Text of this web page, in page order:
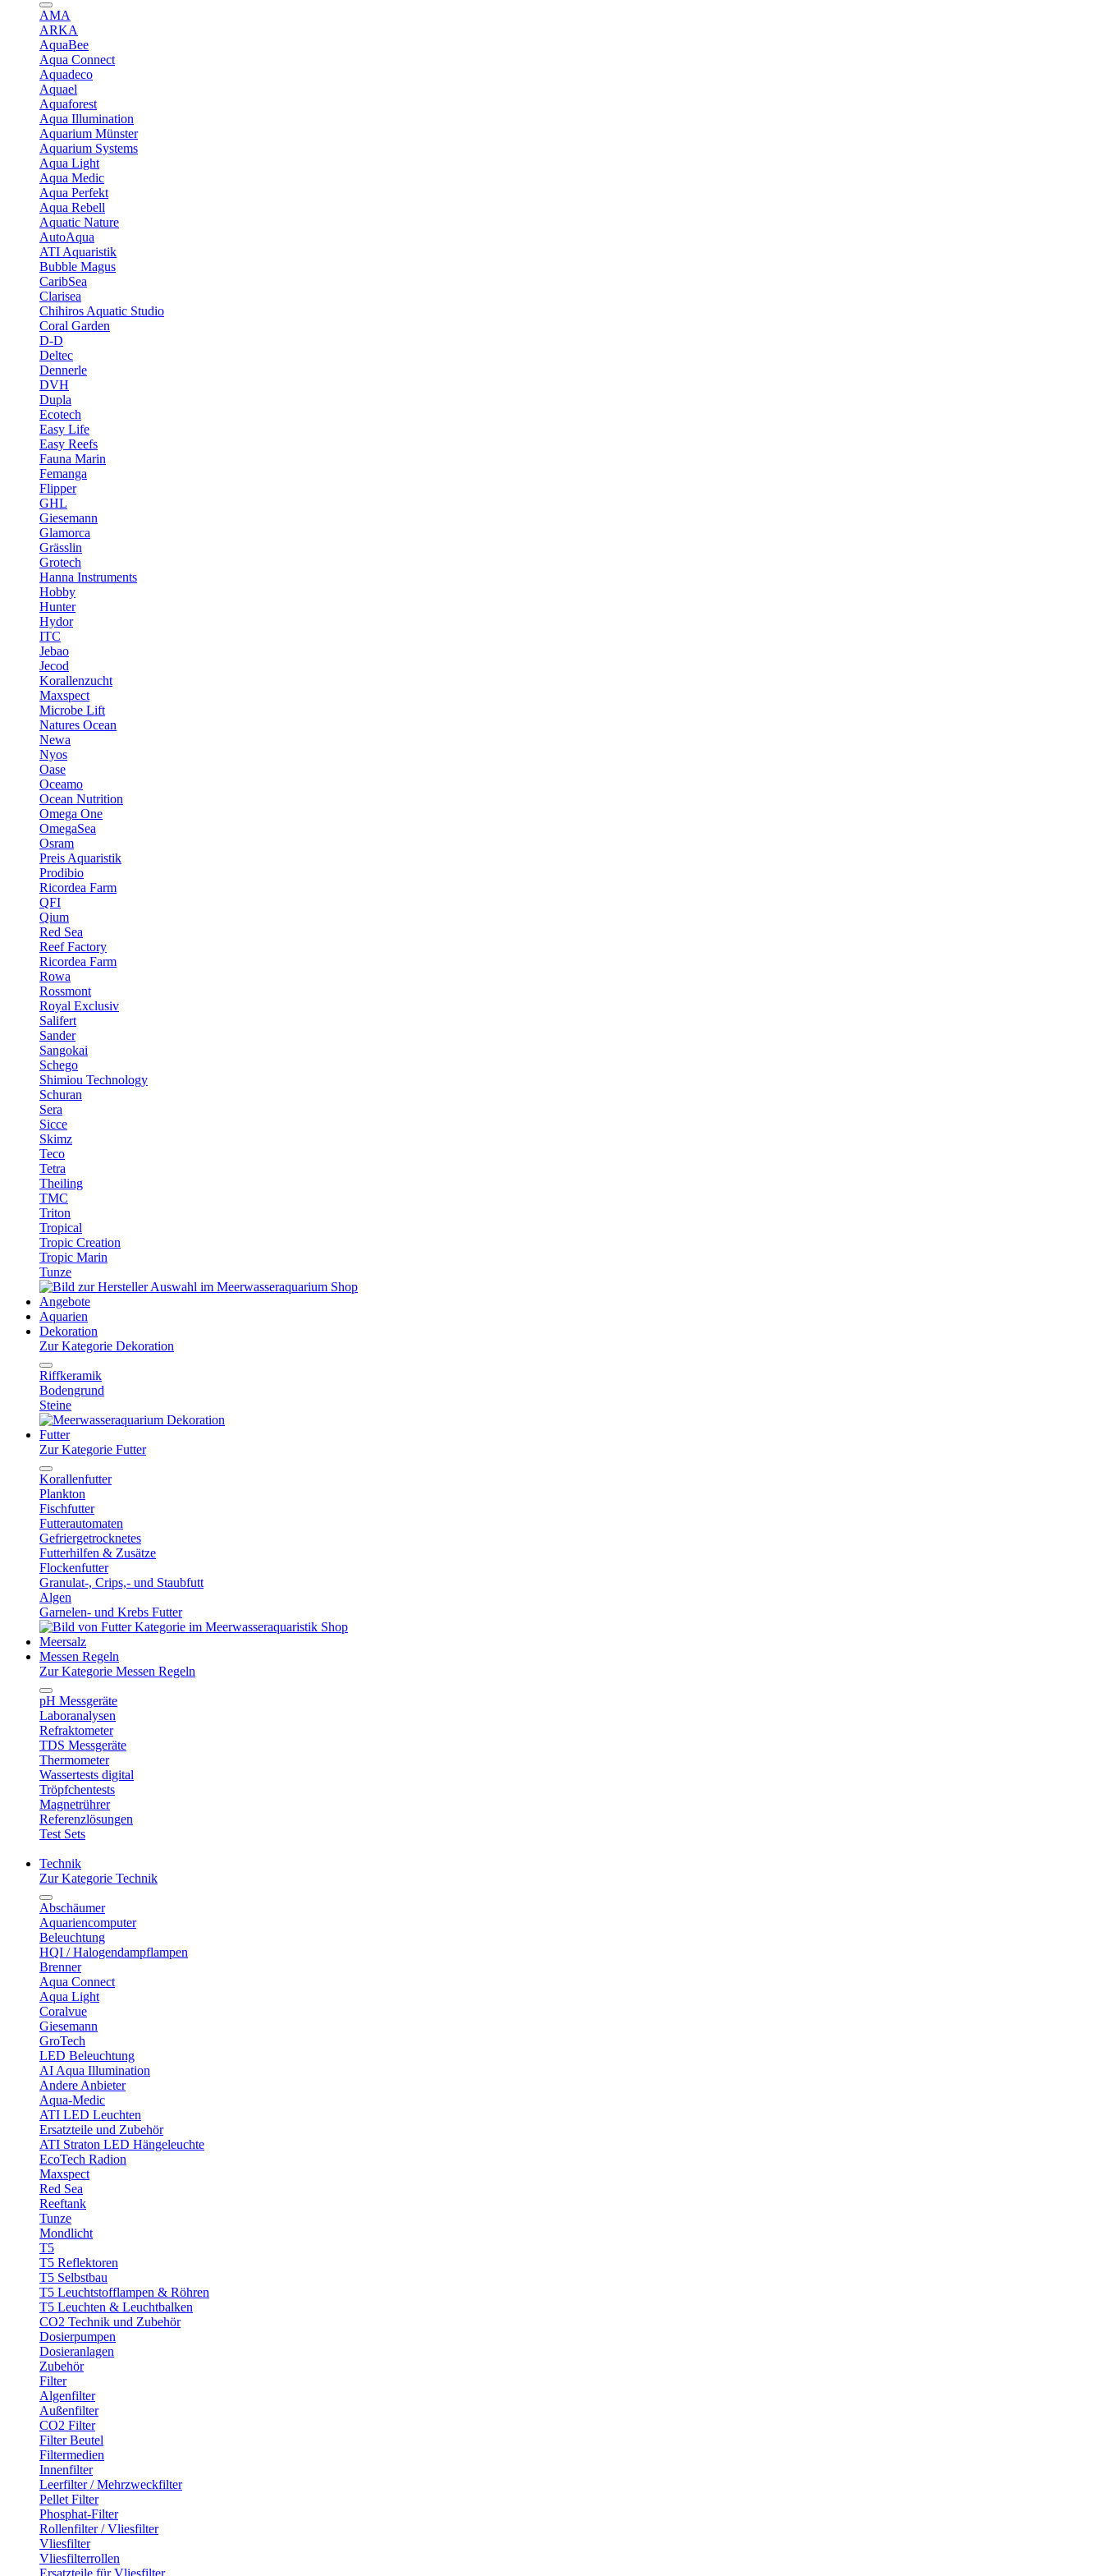
AMA
ARKA
AquaBee
Aqua Connect
Aquadeco
Aquael
Aquaforest
Aqua Illumination
Aquarium Münster
Aquarium Systems
Aqua Light
Aqua Medic
Aqua Perfekt
Aqua Rebell
Aquatic Nature
AutoAqua
ATI Aquaristik
Bubble Magus
CaribSea
Clarisea
Chihiros Aquatic Studio
Coral Garden
D-D
Deltec
Dennerle
DVH
Dupla
Ecotech
Easy Life
Easy Reefs
Fauna Marin
Femanga
Flipper
GHL
Giesemann
Glamorca
Grässlin
Grotech
Hanna Instruments
Hobby
Hunter
Hydor
ITC
Jebao
Jecod
Korallenzucht
Maxspect
Microbe Lift
Natures Ocean
Newa
Nyos
Oase
Oceamo
Ocean Nutrition
Omega One
OmegaSea
Osram
Preis Aquaristik
Prodibio
Ricordea Farm
QFI
Qium
Red Sea
Reef Factory
Ricordea Farm
Rowa
Rossmont
Royal Exclusiv
Salifert
Sander
Sangokai
Schego
Shimiou Technology
Schuran
Sera
Sicce
Skimz
Teco
Tetra
Theiling
TMC
Triton
Tropical
Tropic Creation
Tropic Marin
Tunze
Angebote
Aquarien
Dekoration
Zur Kategorie Dekoration
Riffkeramik
Bodengrund
Steine
Futter
Zur Kategorie Futter
Korallenfutter
Plankton
Fischfutter
Futterautomaten
Gefriergetrocknetes
Futterhilfen & Zusätze
Flockenfutter
Granulat-, Crips,- und Staubfutt
Algen
Garnelen- und Krebs Futter
Meersalz
Messen Regeln
Zur Kategorie Messen Regeln
pH Messgeräte
Laboranalysen
Refraktometer
TDS Messgeräte
Thermometer
Wassertests digital
Tröpfchentests
Magnetrührer
Referenzlösungen
Test Sets
Technik
Zur Kategorie Technik
Abschäumer
Aquariencomputer
Beleuchtung
HQI / Halogendampflampen
Brenner
Aqua Connect
Aqua Light
Coralvue
Giesemann
GroTech
LED Beleuchtung
AI Aqua Illumination
Andere Anbieter
Aqua-Medic
ATI LED Leuchten
Ersatzteile und Zubehör
ATI Straton LED Hängeleuchte
EcoTech Radion
Maxspect
Red Sea
Reeftank
Tunze
Mondlicht
T5
T5 Reflektoren
T5 Selbstbau
T5 Leuchtstofflampen & Röhren
T5 Leuchten & Leuchtbalken
CO2 Technik und Zubehör
Dosierpumpen
Dosieranlagen
Zubehör
Filter
Algenfilter
Außenfilter
CO2 Filter
Filter Beutel
Filtermedien
Innenfilter
Leerfilter / Mehrzweckfilter
Pellet Filter
Phosphat-Filter
Rollenfilter / Vliesfilter
Vliesfilter
Vliesfilterrollen
Ersatzteile für Vliesfilter